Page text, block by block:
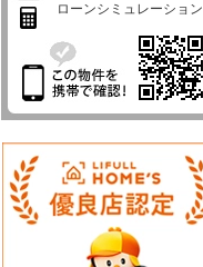
ローンシミュレーション